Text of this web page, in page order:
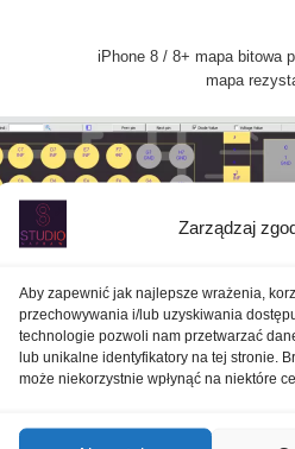
Zarządzaj
Aby zapewnić jak najlepsze wrażenia,
przechowywania i/lub uzyskiwania
technologie pozwoli nam przetwarzać
lub unikalne identyfikatory na tej stronie.
może niekorzystnie wpłynąć na niektóre
iPhone 8 / 8+ mapa bitowa
mapa
hydra 1612a1 mapa połączeń